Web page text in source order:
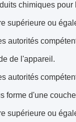
chimiques
supérieure ou
autorités
de l'appareil.
autorités
forme d'une
supérieure ou